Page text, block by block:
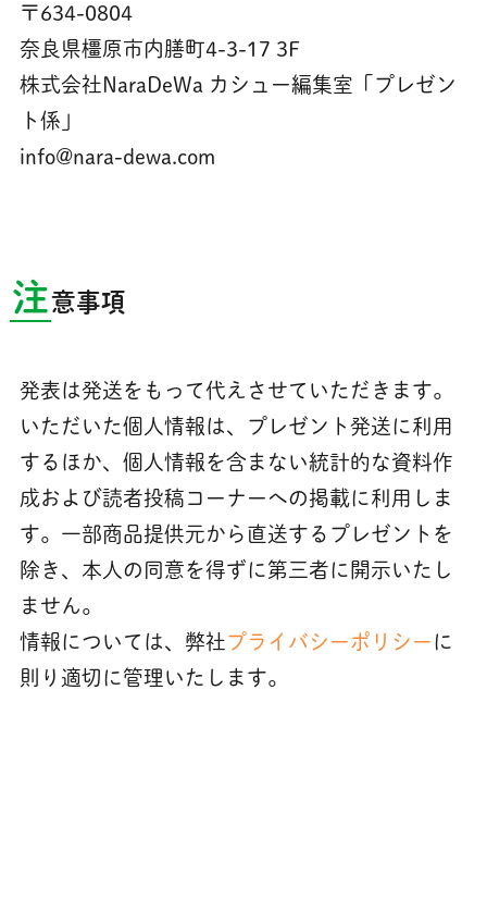
〒634-0804
奈良県橿原市内膳町4-3-17 3F
株式会社NaraDeWa カシュー編集室「プレゼン
ト係」
info@nara-dewa.com
注意事項
発表は発送をもって代えさせていただきます。
いただいた個人情報は、プレゼント発送に利用
するほか、個人情報を含まない統計的な資料作
成および読者投稿コーナーへの掲載に利用しま
す。一部商品提供元から直送するプレゼントを
除き、本人の同意を得ずに第三者に開示いたし
ません。
情報については、弊社プライバシーポリシー に
則り適切に管理いたします。